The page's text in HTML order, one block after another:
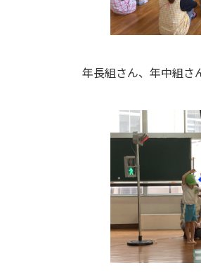
年長組さん、年中組さ